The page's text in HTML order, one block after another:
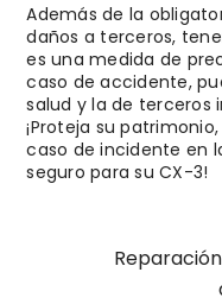
Además de la
daños a terceros,
es una medida de
caso de accidente,
salud y la de terceros
¡Proteja su
caso de incidente en
seguro para su CX-3!